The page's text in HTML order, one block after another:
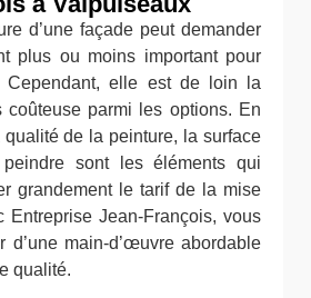
d’une façade peut demander
plus ou moins important pour
Cependant, elle est de loin la
coûteuse parmi les options. En
de la peinture, la surface
sont les éléments qui
grandement le tarif de la mise
Entreprise Jean-François, vous
d’une main-d’œuvre abordable
qualité.